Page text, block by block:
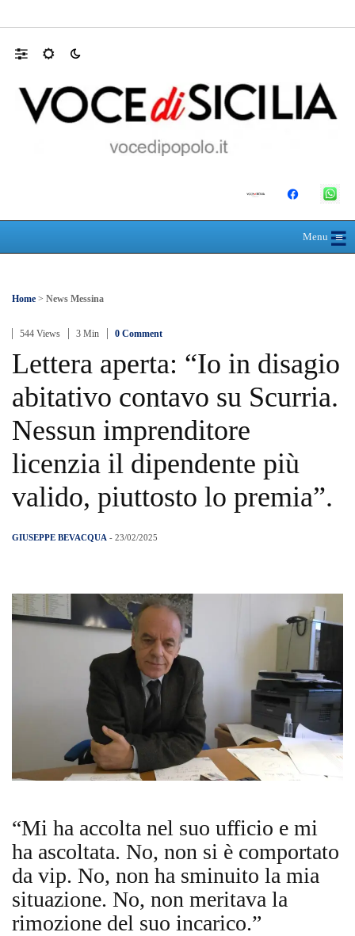
Menu≡
☰
Home > News Messina
544 Views 3 Min 0 Comment
Lettera aperta: “Io in disagio
abitativo contavo su Scurria.
Nessun imprenditore
licenzia il dipendente più
valido, piuttosto lo premia”.
GIUSEPPE BEVACQUA - 23/02/2025
“Mi ha accolta nel suo ufficio e mi
ha ascoltata. No, non si è comportato
da vip. No, non ha sminuito la mia
situazione. No, non meritava la
rimozione del suo incarico.”